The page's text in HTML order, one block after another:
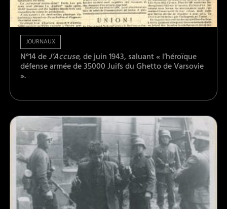
JOURNAUX
N°14 deJ’Accuse, de juin 1943, saluant « l’héroïque
défense armée de 35000 Juifs du Ghetto de Varsovie
».